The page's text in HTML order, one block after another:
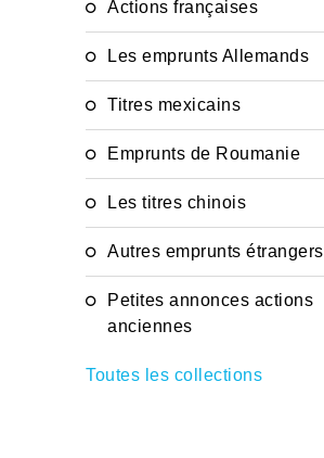
Actions françaises
Les emprunts Allemands
Titres mexicains
Emprunts de Roumanie
Les titres chinois
Autres emprunts étrangers
Petites annonces actions
anciennes
Toutes les collections